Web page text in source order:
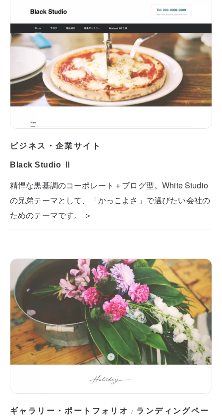
ビジネス・企業サイト
Black Studio Ⅱ
精悍な黒基調のコーポレート＋ブログ型。White Studio
の兄弟テーマとして、「かっこよさ」で選びたい会社の
ためのテーマです。 ＞
ギャラリー・ポートフォリオ / ランディングペー